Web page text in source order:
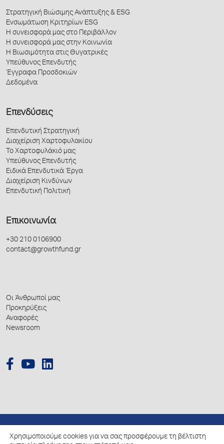
Στρατηγική Βιώσιμης Ανάπτυξης & ESG
Ενσωμάτωση Κριτηρίων ESG
Η συνεισφορά μας στο Περιβάλλον
Η συνεισφορά μας στην Κοινωνία
Η Βιωσιμότητα στις Θυγατρικές
Υπεύθυνος Επενδυτής
Έγγραφα Προσδοκιών
Δεδομένα
Επενδύσεις
Επενδυτική Στρατηγική
Διαχείριση Χαρτοφυλακίου
Το Χαρτοφυλάκιό μας
Υπεύθυνος Επενδυτής
Ειδικά Επενδυτικά Έργα
Διαχείριση Κινδύνων
Επενδυτική Πολιτική
Επικοινωνία
+30 210 0106900
contact@growthfund.gr
Οι Άνθρωποί μας
Προκηρύξεις
Αναφορές
Newsroom
© 2026 Hellenic Growth Fund.
Χρησιμοποιούμε cookies για να σας προσφέρουμε τη βέλτιστη